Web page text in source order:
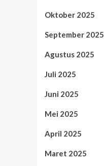
Oktober 2025
September 2025
Agustus 2025
Juli 2025
Juni 2025
Mei 2025
April 2025
Maret 2025